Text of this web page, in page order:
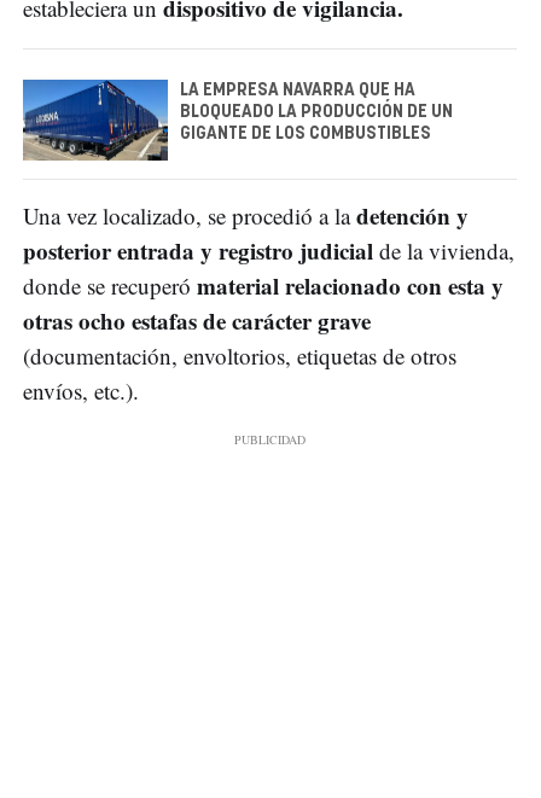
estableciera un dispositivo de vigilancia.
LA EMPRESA NAVARRA QUE HA
BLOQUEADO LA PRODUCCIÓN DE UN
GIGANTE DE LOS COMBUSTIBLES
Una vez localizado, se procedió a ladetención y
posterior entrada y registro judicial de la vivienda,
donde se recuperó material relacionado con esta y
otras ocho estafas de carácter grave
(documentación, envoltorios, etiquetas de otros
envíos, etc.).